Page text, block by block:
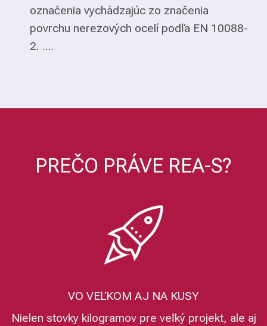
označenia vychádzajúc zo značenia
povrchu nerezových ocelí podľa EN 10088-
2. ....
PREČO PRÁVE REA-S?
VO VEĽKOM AJ NA KUSY
Nielen stovky kilogramov pre veľký projekt, ale aj